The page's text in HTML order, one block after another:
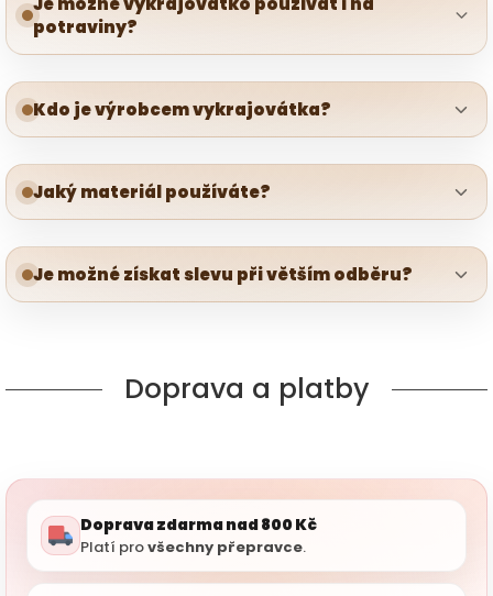
potraviny?
Kdo je výrobcem vykrajovátka?
Jaký materiál používáte?
Je možné získat slevu při větším odběru?
Doprava a platby
Doprava zdarma nad 800 Kč
Platí provšechny přepravce.